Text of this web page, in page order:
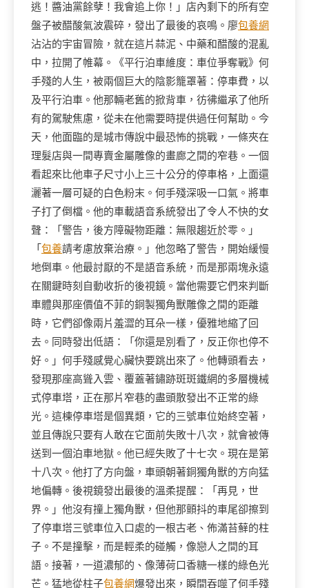
逃！醬油黨餘孽！我會追上你！」店內剩下的所有空
盤子被醋酸氣波震碎，發出了最後的哀鳴。廖包養網
沾沾的宇宙冒險，就在這片蒜泥、中藥和醋酸的混亂
中，拉開了帷幕。《平行泊車維度：車位爭奪戰》何
手殘的人生，被兩個巨大的陰影籠罩著：停車費，以
及平行泊車。他那輛老舊的掀背車，彷彿繼承了他所
有的駕駛焦慮，從未在他需要時提供過任何幫助。今
天，他面臨的是城市傳說中最恐怖的挑戰，一條夾在
理髮店與一間專賣金屬雕像的畫廊之間的窄巷。一個
看起來比他車子尺寸小上三十公分的停車格，上面還
灑著一層可疑的白色粉末。何手殘深吸一口氣。將車
子打了倒檔。他的車載語音系統發出了令人不快的女
聲：「警告，後方障礙物距離：無限趨近於零。」
「 包養請考慮放棄治療。」他忽略了警告，開始緩慢
地倒車。他最討厭的不是語音系統，而是那兩塊永遠
在關鍵時刻自動收折的後視鏡。當他需要它們來判斷
車體與那座價值不菲的銅製獨角獸雕像之間的距離
時，它們卻像兩片羞澀的耳朵一樣，優雅地縮了回
去。同時發出低語：「你還是別看了，反正你也停不
好。」何手殘感覺心臟快要跳出來了。他轉頭看去，
發現那座高聳入雲、覆蓋著鏽跡斑斑鐵網的多層機械
式停車塔，正在那片窄巷的盡頭散發出不正常的綠
光。這棟停車塔是個異類，它的三號車位始終空著，
並且傳說只要有人敢在它面前失敗十八次，就會被傳
送到一個泊車地獄。他已經失敗了十七次。現在是第
十八次。他打了方向盤，車頭朝著銅獨角獸的方向猛
地偏轉。後視鏡發出最後的溫柔提醒：「再見，世
界。」他沒有撞上獨角獸，但他那顫抖的車尾卻擦到
了停車塔三號車位入口處的一根古老、佈滿苔蘚的柱
子。不是撞擊，而是輕柔的碰觸，像戀人之間的耳
語。接著，一道濃郁的、像薄荷口香糖一樣的綠色光
芒。猛地從柱子包養網爆發出來，瞬間吞噬了何手殘